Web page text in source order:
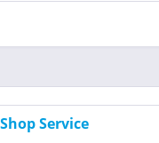
Shop Service